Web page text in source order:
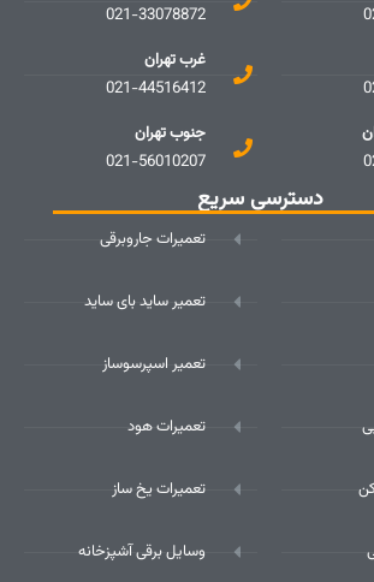
021-33078872
غرب تهران
021-44516412
جنوب تهران
021-56010207
دسترسی سریع
تعمیرات جاروبرقی
تعمیر ساید بای ساید
تعمیر اسپرسوساز
تعمیرات هود
تعمیرات یخ ساز
وسایل برقی آشپزخانه